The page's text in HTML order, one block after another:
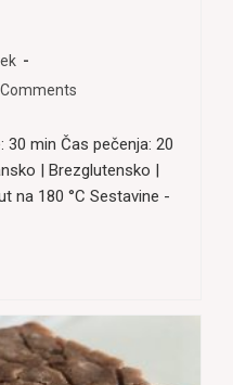
30 min Čas pečenja: 20
| Brezglutensko |
na 180 °C Sestavine -